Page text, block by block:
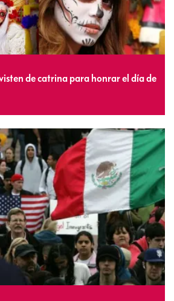
visten de catrina para honrar el día de